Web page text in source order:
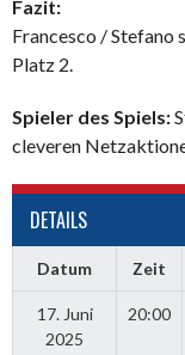
Fazit:
Francesco / Stefano
Platz 2.
Spieler des Spiels:
cleveren
DETAILS
Datum Zeit
17. Juni
2025
20:00